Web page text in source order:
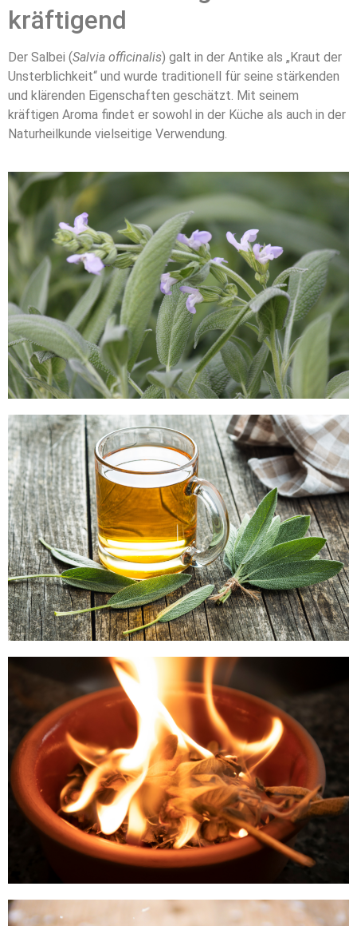
kräftigend
Der Salbei (Salvia officinalis) galt in der Antike als „Kraut der
Unsterblichkeit“ und wurde traditionell für seine stärkenden
und klärenden Eigenschaften geschätzt. Mit seinem
kräftigen Aroma findet er sowohl in der Küche als auch in der
Naturheilkunde vielseitige Verwendung.